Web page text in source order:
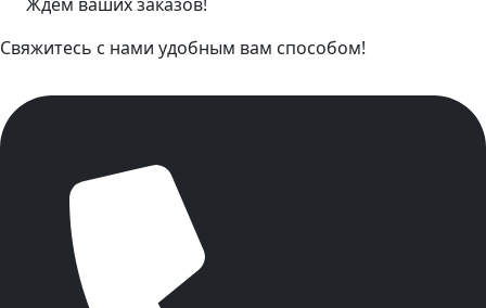
Свяжитесь с нами удобным вам способом!